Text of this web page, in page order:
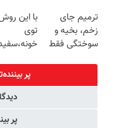
سبک و
پرداخت
ترمیم جای
زخم، بخیه و
سوختگی فقط
با این
توی
برگردون
(40%off)
پر
پر